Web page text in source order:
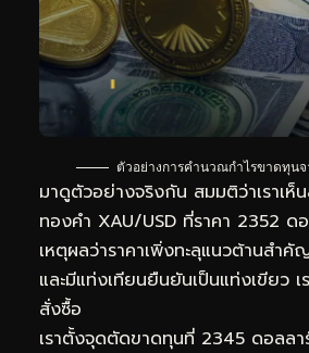
ตัวอย่างการคำนวณกำไรขาดทุนจ
มาดูตัวอย่างจริงกัน สมมติว่าเราเ
ทองคำ XAU/USD ที่ราคา 2352 ด
เหตุผลว่าราคาเพิ่งทะลุแนวต้านสำ
และมีแท่งเทียนยืนยันเป็นแท่งเขียว เ
สั่งซื้อ
เราตั้งจุดตัดขาดทุนที่ 2345 ดอลลา